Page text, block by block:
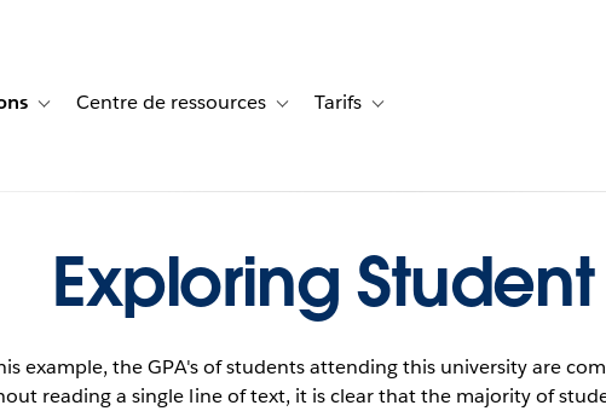
for Études de cas
Toggle sub-navigation for Solutions
Centre de ressources Toggle sub-navigation for Centre de ressources
Tarifs Toggle sub-navigation for Tarifs
Exploring
example, the GPA's of students attending this university are
reading a single line of text, it is clear that the majority of